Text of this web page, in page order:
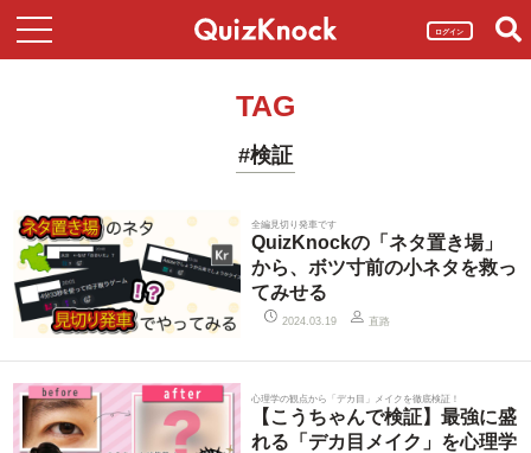
ログイン
TAG
#検証
全編見切り発車です
QuizKnockの「ネタ置き場」
から、ボツ寸前の小ネタを救っ
てみせる
2024.03.19 直路
心理学の観点から「デカ目」メイクを徹底検証！
【こうちゃんで検証】最強に盛
れる「デカ目メイク」を心理学